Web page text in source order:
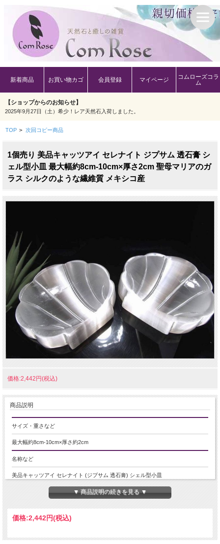
新着商品 お買い物カゴ 会員登録 マイページ
コムローズコラ
ム
【ショップからのお知らせ】
2025年9月27日（土）希少！レア天然石入荷しました。
TOP > 次回コピー商品
1個売り 美品キャッツアイ セレナイト ジプサム 透石膏 シ
ェル型小皿 最大幅約8cm-10cm×厚さ2cm 聖母マリアのガ
ラス シルクのような繊維質 メキシコ産
価格:2,442円(税込)
商品説明
サイズ・重さなど
最大幅約8cm-10cm×厚さ約2cm
名称など
美品キャッツアイ セレナイト (ジプサム 透石膏) シェル型小皿
商品説明
大人気のセレナイトインテリアが各種入荷いたしました。
セレナイトは古くから癒しの石として愛用され、持ち主の昂ぶった気や、頑固な
感情のコントロール、リラックス効果も期待されているとのこと。
▼ 商品説明の続きを見る ▼
価格:2,442円(税込)